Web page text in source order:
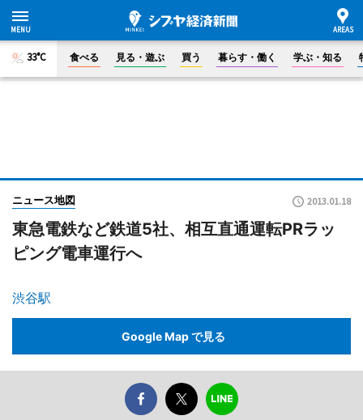
33°C 食べる 見る・遊ぶ 買う 暮らす・働く 学ぶ・知る
ニュース地図 2013.01.18
東急電鉄など鉄道5社、相互直通運転PRラッ
ピング電車運行へ
渋谷駅
Google Map で見る